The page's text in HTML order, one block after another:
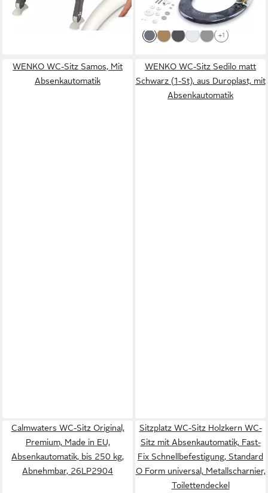
-20%
lieferbar - in 2-3 Werktagen bei dir
+1
WENKO WC-Sitz Samos, Mit
Absenkautomatik
WENKO WC-Sitz Sedilo matt
Schwarz (1-St), aus Duroplast, mit
Absenkautomatik
Calmwaters WC-Sitz Original,
Premium, Made in EU,
Absenkautomatik, bis 250 kg,
Abnehmbar, 26LP2904
Sitzplatz WC-Sitz Holzkern WC-
Sitz mit Absenkautomatik, Fast-
Fix Schnellbefestigung, Standard
O Form universal, Metallscharnier,
Toilettendeckel